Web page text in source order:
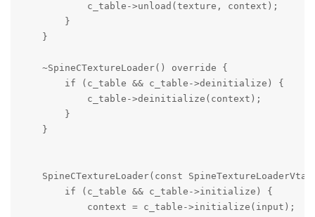
            c_table->unload(texture, context);
        }
    }
    ~SpineCTextureLoader() override {
        if (c_table && c_table->deinitialize) {
            c_table->deinitialize(context);
        }
    }
SpineCTextureLoader(const
        if (c_table && c_table->initialize) {
            context = c_table->initialize(input);